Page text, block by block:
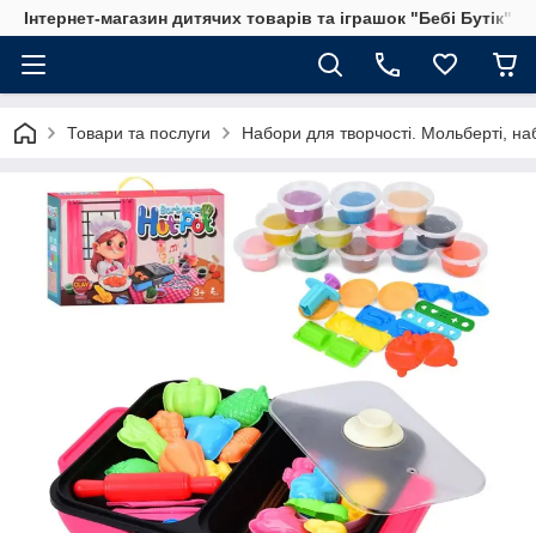
Інтернет-магазин дитячих товарів та іграшок "Бебі Бутік"
Товари та послуги Набори для творчості. Мольберті,